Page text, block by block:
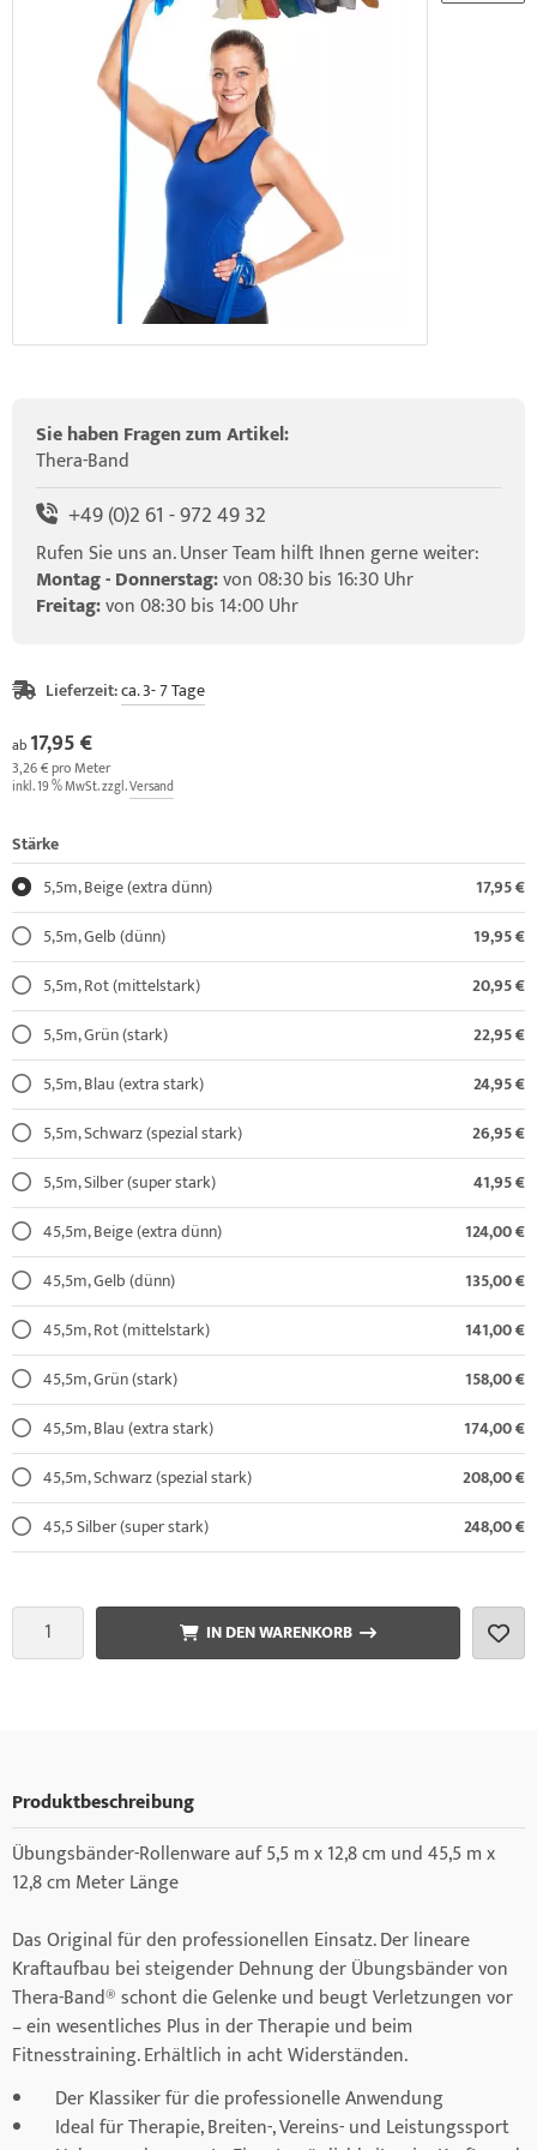
Sie haben Fragen zum Artikel:
Thera-Band
+49 (0)2 61 - 972 49 32
Rufen Sie uns an. Unser Team hilft Ihnen gerne weiter:
Montag - Donnerstag:von 08:30 bis 16:30 Uhr
Freitag:von 08:30 bis 14:00 Uhr
Lieferzeit:ca. 3- 7 Tage
ab 17,95 €
3,26 € pro Meter
inkl. 19 % MwSt. zzgl.Versand
Stärke
5,5m, Beige (extra dünn)
17,95 €
5,5m, Gelb (dünn)
19,95 €
5,5m, Rot (mittelstark)
20,95 €
5,5m, Grün (stark)
22,95 €
5,5m, Blau (extra stark)
24,95 €
5,5m, Schwarz (spezial stark)
26,95 €
5,5m, Silber (super stark)
41,95 €
45,5m, Beige (extra dünn)
124,00 €
45,5m, Gelb (dünn)
135,00 €
45,5m, Rot (mittelstark)
141,00 €
45,5m, Grün (stark)
158,00 €
45,5m, Blau (extra stark)
174,00 €
45,5m, Schwarz (spezial stark)
208,00 €
45,5 Silber (super stark)
248,00 €
IN DEN WARENKORB
Produktbeschreibung
Übungsbänder-Rollenware auf 5,5 m x 12,8 cm und 45,5 m x
12,8 cm Meter Länge
Das Original für den professionellen Einsatz. Der lineare
Kraftaufbau bei steigender Dehnung der Übungsbänder von
Thera-Band® schont die Gelenke und beugt Verletzungen vor
– ein wesentliches Plus in der Therapie und beim
Fitnesstraining. Erhältlich in acht Widerständen.
Der Klassiker für die professionelle Anwendung
Ideal für Therapie, Breiten-, Vereins- und Leistungssport
& Schädel
Gel
Hedge Hock (NEU IM SORTIMENT)
Elasko (NEU IM SORTIMENT)
& Zubehör
Vertikalzug
Trainingstische